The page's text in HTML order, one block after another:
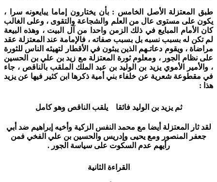
طبق المعتزلة الأصل الخامس : بأن يختارون إماما يبايعونه سرا ،
يكون على مستوى عال من العلم والشجاعة والتقوى ، وعلى الغالب
كان الأمام المبايع في ذلك الزمن واحدا من آل البيت ، وهذه البيعة
لم تكن له بسبب نسبه بل بسبب صفاته ، فالإمامة عند المعتزلة عقد
مراضاة ، ويقوم دعاتـهم الذين يبثون في الأقطار لتهيئه الناس للثورة
على نظام الجور ، ومعلوم ثورة المعتزلة مع زيد بن علي بن الحسين
، والأمير الأموي يزيد بن الوليد بن عبد الملك الملقب بالناقص ، جاء
في مقطوعة شعرية عن خلفاء بني أمية ذكرها ابن كثير فيها عن يزيد
هذا :
ثم يزيد بن الوليد فائقا يلقب الناقص وهو كامل
لقد ثار المعتزلة أيضا مع محمد النفس الزكية وأخيه إبراهيم ضد أبي
جعفر المنصور ومع يحيى وإدريس والحسين بن علي الفخي فمن
رأيهم عدم السكوت على سياسة الجور .
القراءة الثانية